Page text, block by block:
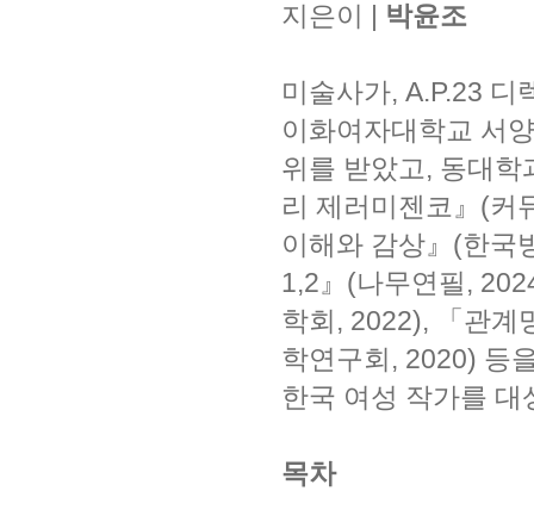
지은이 | 박윤조
미술사가, A.P.23 디
이화여자대학교 서
위를 받았고, 동대학
리 제러미젠코』(커
이해와 감상』(한국
1,2』(나무연필,
학회, 2022), 「관계
학연구회, 2020) 등
한국 여성 작가를
목차